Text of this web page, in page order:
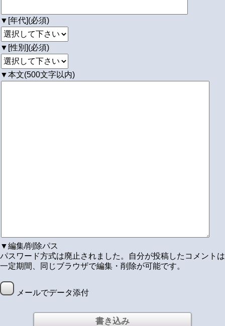
▼[年代](必須)
▼[性別](必須)
▼本文(500文字以内)
▼編集/削除パス
パスワード方式は廃止されました。自分が投稿したコメントは
一定期間、同じブラウザで編集・削除が可能です。
メールでデータ添付